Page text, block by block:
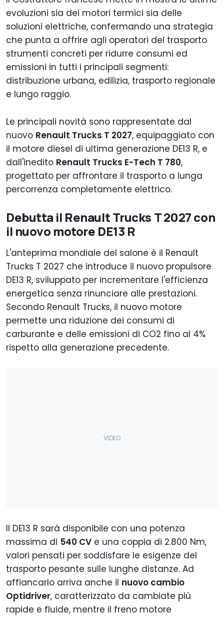
evoluzioni sia dei motori termici sia delle
soluzioni elettriche, confermando una strategia
che punta a offrire agli operatori del trasporto
strumenti concreti per ridurre consumi ed
emissioni in tutti i principali segmenti:
distribuzione urbana, edilizia, trasporto regionale
e lungo raggio.
Le principali novità sono rappresentate dal
nuovo Renault Trucks T 2027, equipaggiato con
il motore diesel di ultima generazione DE13 R, e
dall'inedito Renault Trucks E-Tech T 780,
progettato per affrontare il trasporto a lunga
percorrenza completamente elettrico.
Debutta il Renault Trucks T 2027 con
il nuovo motore DE13 R
L'anteprima mondiale del salone è il Renault
Trucks T 2027 che introduce il nuovo propulsore
DE13 R, sviluppato per incrementare l'efficienza
energetica senza rinunciare alle prestazioni.
Secondo Renault Trucks, il nuovo motore
permette una riduzione dei consumi di
carburante e delle emissioni di CO2 fino al 4%
rispetto alla generazione precedente.
Il DE13 R sarà disponibile con una potenza
massima di 540 CV e una coppia di 2.800 Nm,
valori pensati per soddisfare le esigenze del
trasporto pesante sulle lunghe distanze. Ad
affiancarlo arriva anche il nuovo cambio
Optidriver, caratterizzato da cambiate più
rapide e fluide, mentre il freno motore